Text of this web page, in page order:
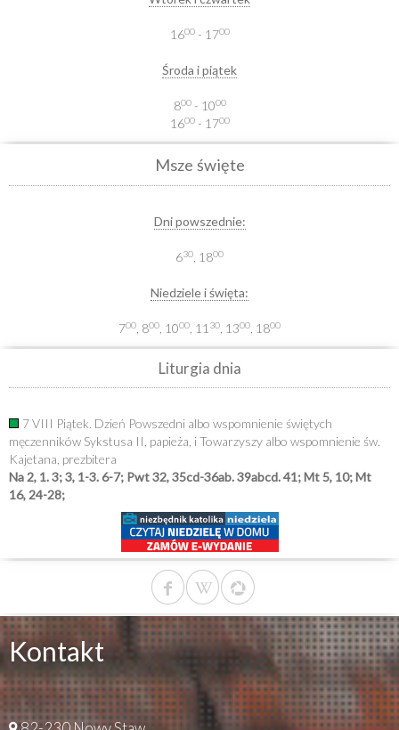
1600- 1700
Środa i piątek
800- 1000
1600- 1700
Msze święte
Dni powszednie:
630 , 1800
Niedziele i święta:
700 , 800 , 1000 , 11 30 , 1300 , 1800
Liturgia dnia
7 VIII Piątek. Dzień Powszedni albo wspomnienie świętych
męczenników Sykstusa II, papieża, i Towarzyszy albo wspomnienie św.
Kajetana, prezbitera
Na 2, 1. 3; 3, 1-3. 6-7; Pwt 32, 35cd-36ab. 39abcd. 41; Mt 5, 10; Mt
16, 24-28;
Kontakt